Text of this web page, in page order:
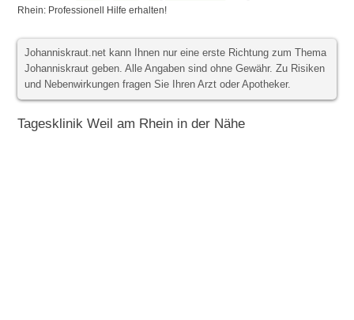
Rhein: Professionell Hilfe erhalten!
Johanniskraut.net kann Ihnen nur eine erste Richtung zum Thema
Johanniskraut geben. Alle Angaben sind ohne Gewähr. Zu Risiken
und Nebenwirkungen fragen Sie Ihren Arzt oder Apotheker.
Tagesklinik Weil am Rhein in der Nähe